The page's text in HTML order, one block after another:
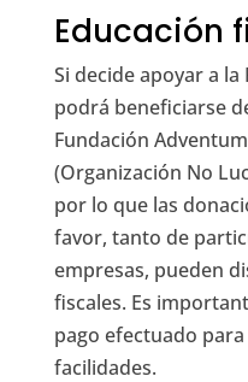
Educación
Si decide apoyar a
podrá beneficiarse
Fundación
(Organización No
por lo que las
favor, tanto de
empresas, pueden
fiscales. Es
pago efectuado
facilidades.